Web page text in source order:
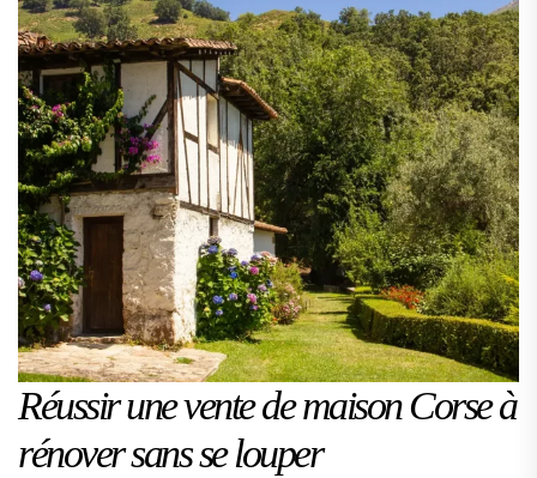
Réussir une vente de maison Corse à
rénover sans se louper